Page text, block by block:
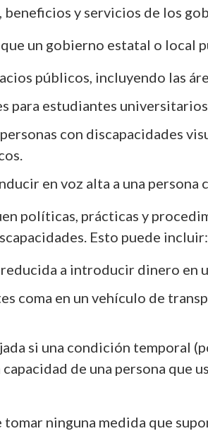
y servicios de los
un gobierno estatal o local
públicos, incluyendo las
para estudiantes
con discapacidades
en voz alta a una persona
políticas, prácticas y
Esto puede incluir:
a introducir dinero en
coma en un vehículo de
si una condición temporal
de una persona que
ninguna medida que